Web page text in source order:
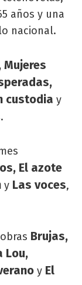
años y una
nacional.
Mujeres
custodia y
El azote
y Las voces,
Brujas,
Lou,
y El